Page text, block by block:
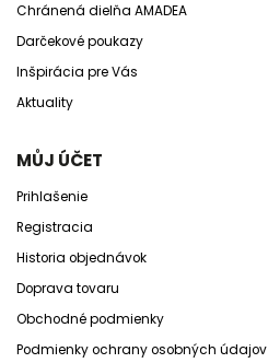
Chránená dielňa AMADEA
Darčekové poukazy
Inšpirácia pre Vás
Aktuality
MŮJ ÚČET
Prihlašenie
Registracia
Historia objednávok
Doprava tovaru
Obchodné podmienky
Podmienky ochrany osobných údajov